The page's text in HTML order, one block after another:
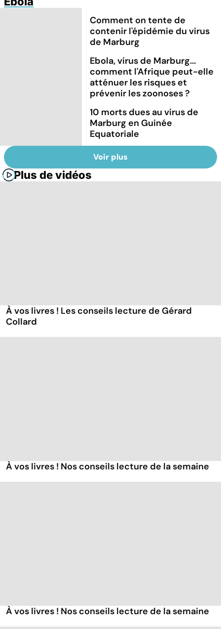
Comment on tente de
contenir l'épidémie du virus
de Marburg
Ebola, virus de Marburg...
comment l'Afrique peut-elle
atténuer les risques et
prévenir les zoonoses ?
10 morts dues au virus de
Marburg en Guinée
Equatoriale
Voir plus
Plus de vidéos
À vos livres ! Les conseils lecture de Gérard
Collard
À vos livres ! Nos conseils lecture de la semaine
À vos livres ! Nos conseils lecture de la semaine